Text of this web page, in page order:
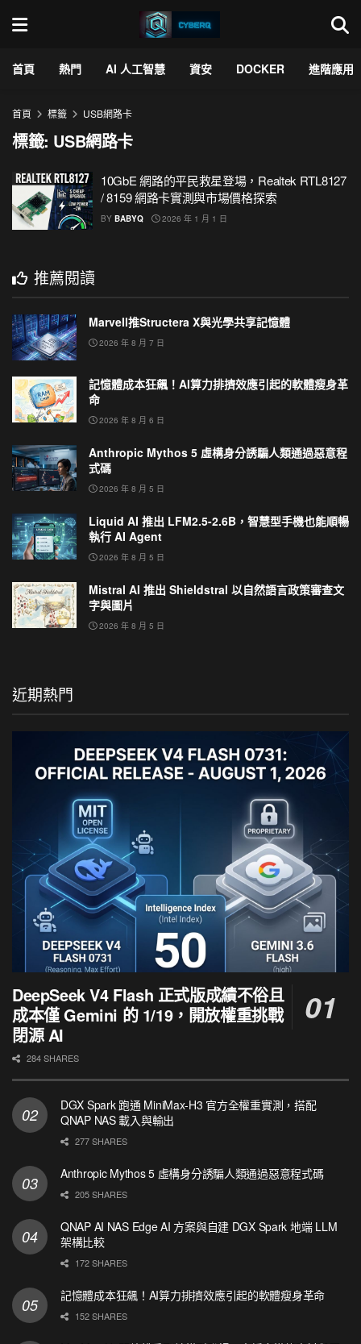
首頁 熱門 AI 人工智慧 資安 DOCKER 進階應用
首頁 標籤 USB網路卡
標籤: USB網路卡
10GbE 網路的平民救星登場，Realtek RTL8127
/ 8159 網路卡實測與市場價格探索
BY BABYQ 2026 年 1 月 1 日
推薦閱讀
Marvell推Structera X與光學共享記憶體
2026 年 8 月 7 日
記憶體成本狂飆！AI算力排擠效應引起的軟體瘦身革
命
2026 年 8 月 6 日
Anthropic Mythos 5 虛構身分誘騙人類通過惡意程
式碼
2026 年 8 月 5 日
Liquid AI 推出 LFM2.5-2.6B，智慧型手機也能順暢
執行 AI Agent
2026 年 8 月 5 日
Mistral AI 推出 Shieldstral 以自然語言政策審查文
字與圖片
2026 年 8 月 5 日
近期熱門
DeepSeek V4 Flash 正式版成績不俗且
成本僅 Gemini 的 1/19，開放權重挑戰
閉源 AI
284 SHARES
DGX Spark 跑通 MiniMax-H3 官方全權重實測，搭配
QNAP NAS 載入與輸出
277 SHARES
Anthropic Mythos 5 虛構身分誘騙人類通過惡意程式碼
205 SHARES
QNAP AI NAS Edge AI 方案與自建 DGX Spark 地端 LLM
架構比較
172 SHARES
記憶體成本狂飆！AI算力排擠效應引起的軟體瘦身革命
152 SHARES